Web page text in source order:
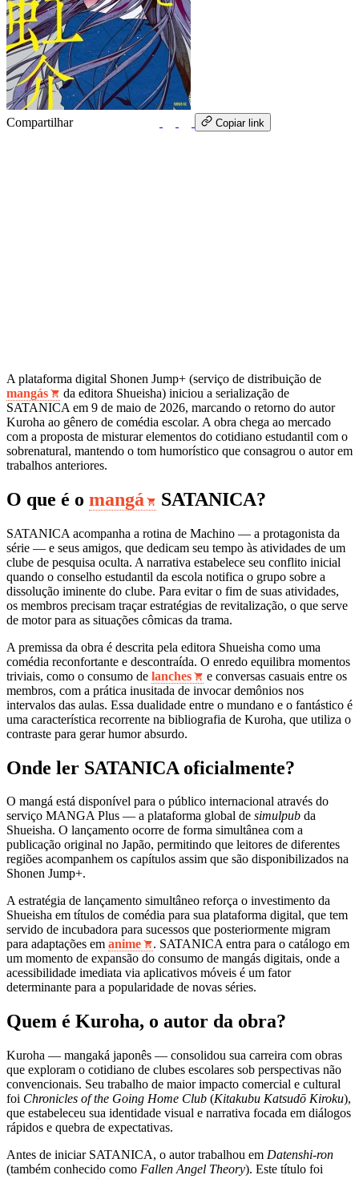
Compartilhar Copiar link
A plataforma digital Shonen Jump+ (serviço de distribuição de
mangás
da editora Shueisha) iniciou a serialização de
SATANICA em 9 de maio de 2026, marcando o retorno do autor
Kuroha ao gênero de comédia escolar. A obra chega ao mercado
com a proposta de misturar elementos do cotidiano estudantil com o
sobrenatural, mantendo o tom humorístico que consagrou o autor em
trabalhos anteriores.
O que é o mangá SATANICA?
SATANICA acompanha a rotina de Machino — a protagonista da
série — e seus amigos, que dedicam seu tempo às atividades de um
clube de pesquisa oculta. A narrativa estabelece seu conflito inicial
quando o conselho estudantil da escola notifica o grupo sobre a
dissolução iminente do clube. Para evitar o fim de suas atividades,
os membros precisam traçar estratégias de revitalização, o que serve
de motor para as situações cômicas da trama.
A premissa da obra é descrita pela editora Shueisha como uma
comédia reconfortante e descontraída. O enredo equilibra momentos
triviais, como o consumo de lanches
e conversas casuais entre os
membros, com a prática inusitada de invocar demônios nos
intervalos das aulas. Essa dualidade entre o mundano e o fantástico é
uma característica recorrente na bibliografia de Kuroha, que utiliza o
contraste para gerar humor absurdo.
Onde ler SATANICA oficialmente?
O mangá está disponível para o público internacional através do
serviço MANGA Plus — a plataforma global de simulpub da
Shueisha. O lançamento ocorre de forma simultânea com a
publicação original no Japão, permitindo que leitores de diferentes
regiões acompanhem os capítulos assim que são disponibilizados na
Shonen Jump+.
A estratégia de lançamento simultâneo reforça o investimento da
Shueisha em títulos de comédia para sua plataforma digital, que tem
servido de incubadora para sucessos que posteriormente migram
para adaptações em anime
. SATANICA entra para o catálogo em
um momento de expansão do consumo de mangás digitais, onde a
acessibilidade imediata via aplicativos móveis é um fator
determinante para a popularidade de novas séries.
Quem é Kuroha, o autor da obra?
Kuroha — mangaká japonês — consolidou sua carreira com obras
que exploram o cotidiano de clubes escolares sob perspectivas não
convencionais. Seu trabalho de maior impacto comercial e cultural
foi Chronicles of the Going Home Club (Kitakubu Katsudō Kiroku),
que estabeleceu sua identidade visual e narrativa focada em diálogos
rápidos e quebra de expectativas.
Antes de iniciar SATANICA, o autor trabalhou em Datenshi-ron
(também conhecido como Fallen Angel Theory). Este título foi